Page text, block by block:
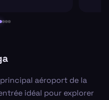
aéroport de la
idéal pour explorer